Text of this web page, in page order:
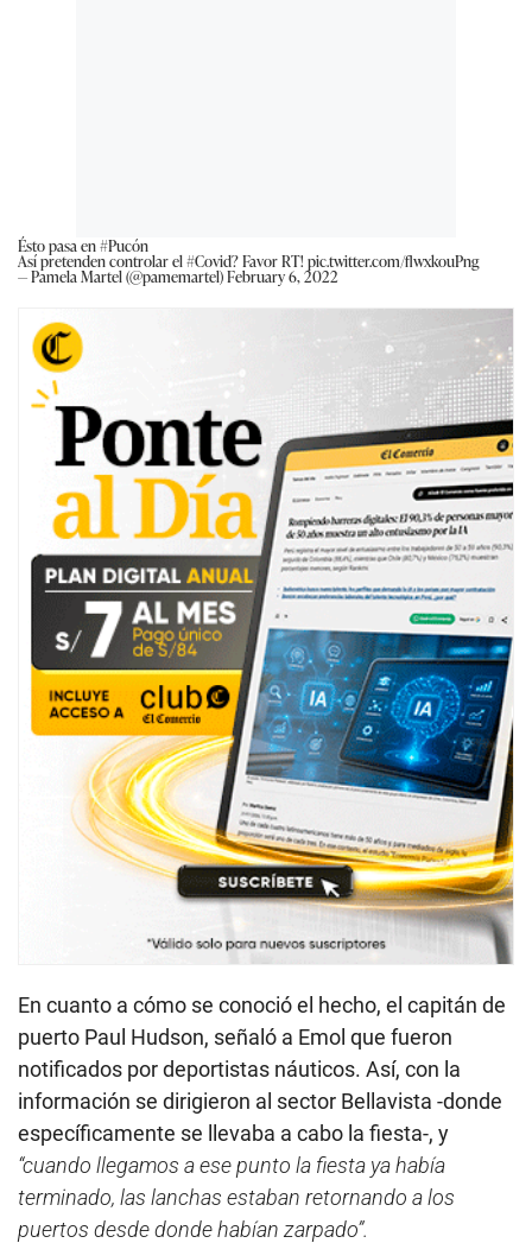
Ésto pasa en#Pucón
Así pretenden controlar el#Covid? Favor RT! pic.twitter.com/flwxkouPng
— Pamela Martel (@pamemartel)February 6, 2022
En cuanto a cómo se conoció el hecho, el capitán de
puerto Paul Hudson, señaló a Emol que fueron
notificados por deportistas náuticos. Así, con la
información se dirigieron al sector Bellavista -donde
específicamente se llevaba a cabo la fiesta-, y
“cuando llegamos a ese punto la fiesta ya había
terminado, las lanchas estaban retornando a los
puertos desde donde habían zarpado”.